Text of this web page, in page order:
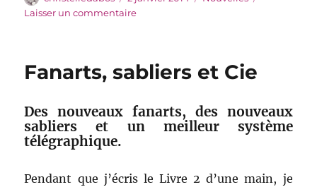
le
Laisser un commentairesur
Fanarts, sabliers et Cie
Des nouveaux fanarts, des nouveaux
sabliers et un meilleur système
télégraphique.
Pendant que j’écris le Livre 2 d’une main, je